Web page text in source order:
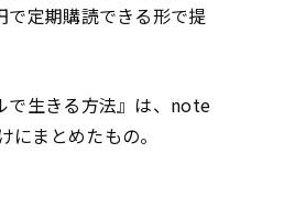
定期購読できる形で提
で生きる方法』は、note
まとめたもの。